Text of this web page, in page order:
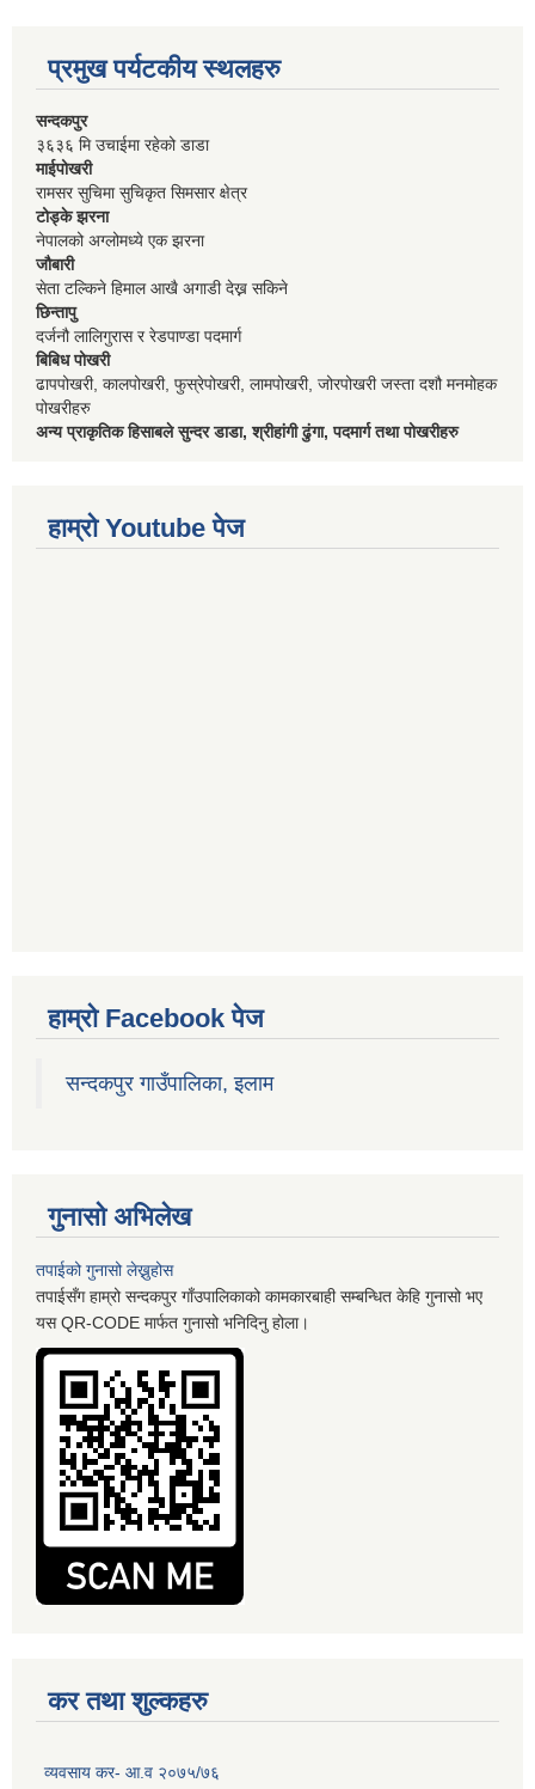
प्रमुख पर्यटकीय स्थलहरु
सन्दकपुर
३६३६ मि उचाईमा रहेको डाडा
माईपोखरी
रामसर सुचिमा सुचिकृत सिमसार क्षेत्र
टोड्के झरना
नेपालको अग्लोमध्ये एक झरना
जौबारी
सेता टल्किने हिमाल आखै अगाडी देख्न सकिने
छिन्तापु
दर्जनौ लालिगुरास र रेडपाण्डा पदमार्ग
बिबिध पोखरी
ढापपोखरी, कालपोखरी, फुस्रेपोखरी, लामपोखरी, जोरपोखरी जस्ता दशौ मनमोहक
पोखरीहरु
अन्य प्राकृतिक हिसाबले सुन्दर डाडा, श्रीहांगी ढुंगा, पदमार्ग तथा पोखरीहरु
हाम्रो Youtube पेज
हाम्रो Facebook पेज
सन्दकपुर गाउँपालिका, इलाम
गुनासो अभिलेख
तपाईको गुनासो लेख्नुहोस
तपाईसँग हाम्रो सन्दकपुर गाँउपालिकाको कामकारबाही सम्बन्धित केहि गुनासो भए
यस QR-CODE मार्फत गुनासो भनिदिनु होला।
कर तथा शुल्कहरु
व्यवसाय कर- आ.व २०७५/७६